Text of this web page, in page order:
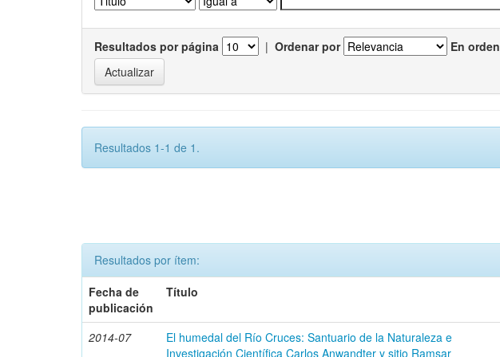
Resultados por página | Ordenar por En orden
Resultados 1-1 de 1.
Resultados por ítem:
Fecha de
publicación
Título
2014-07
El humedal del Río Cruces: Santuario de la Naturaleza e
Investigación Científica Carlos Anwandter y sitio Ramsar